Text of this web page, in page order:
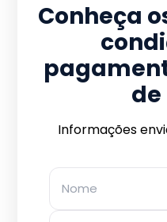
Conheça
de
Informações